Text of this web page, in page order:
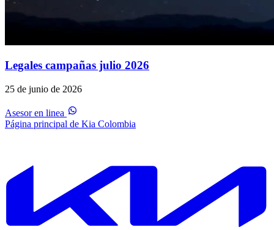
Legales campañas julio 2026
25 de junio de 2026
Asesor en linea
Página principal de Kia Colombia